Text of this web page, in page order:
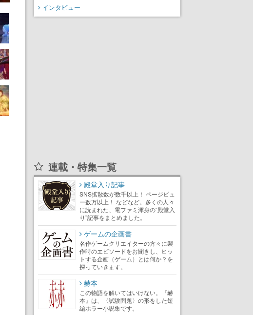
インタビュー
連載・特集一覧
殿堂入り記事
SNS拡散数が数千以上！ ページビュ
ー数万以上！ などなど。多くの人々
に読まれた、電ファミ渾身の“殿堂入
り”記事をまとめました。
ゲームの企画書
名作ゲームクリエイターの方々に製
作時のエピソードをお聞きし、ヒッ
トする企画（ゲーム）とは何か？を
探っていきます。
赫本
この物語を解いてはいけない。『赫
本』は、〈試験問題〉の形をした短
編ホラー小説集です。